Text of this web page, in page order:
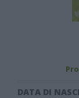
DATA DI